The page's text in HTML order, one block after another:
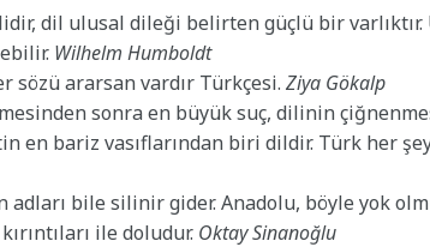
dil ulusal dileği belirten güçlü bir
Wilhelm Humboldt
sözü ararsan vardır Türkçesi. Ziya Gökalp
sonra en büyük suç, dilinin
en bariz vasıflarından biri dildir. Türk her
bile silinir gider. Anadolu, böyle yok
ile doludur. Oktay Sinanoğlu